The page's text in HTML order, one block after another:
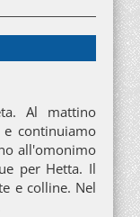
Al mattino
continuiamo
all'omonimo
per Hetta. Il
e colline. Nel